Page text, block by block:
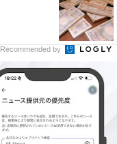
Recommended by